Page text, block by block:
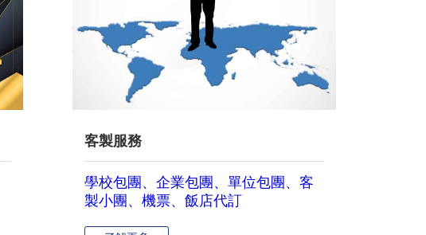
客製服務
學校包團、企業包團、單位包團、客
製小團、機票、飯店代訂